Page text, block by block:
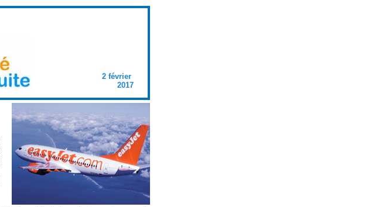
2 février
2017